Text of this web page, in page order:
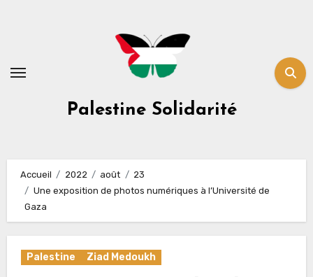
Palestine Solidarité
Accueil 2022 août
23
Une exposition de photos numériques à l’Université de
Gaza
Palestine Ziad Medoukh